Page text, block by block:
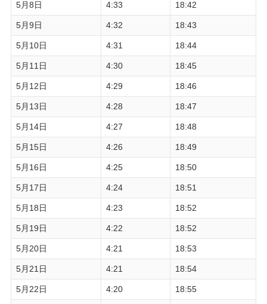
5月8日 4:33 18:42
5月9日 4:32 18:43
5月10日 4:31 18:44
5月11日 4:30 18:45
5月12日 4:29 18:46
5月13日 4:28 18:47
5月14日 4:27 18:48
5月15日 4:26 18:49
5月16日 4:25 18:50
5月17日 4:24 18:51
5月18日 4:23 18:52
5月19日 4:22 18:52
5月20日 4:21 18:53
5月21日 4:21 18:54
5月22日 4:20 18:55